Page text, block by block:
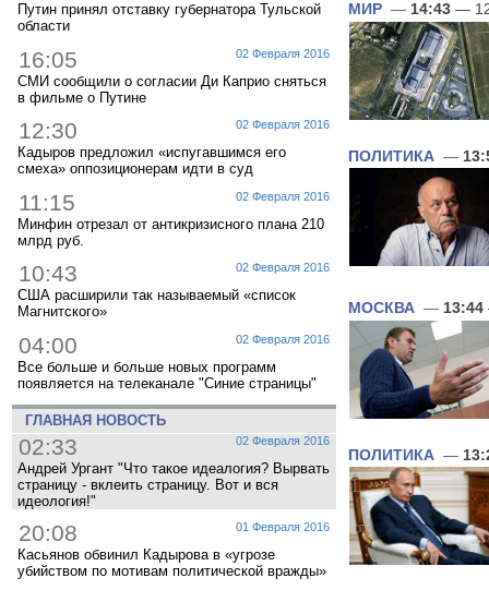
Путин принял отставку губернатора Тульской
области
02 Февраля 2016
16:05
СМИ сообщили о согласии Ди Каприо сняться
в фильме о Путине
02 Февраля 2016
12:30
Кадыров предложил «испугавшимся его
смеха» оппозиционерам идти в суд
02 Февраля 2016
11:15
Минфин отрезал от антикризисного плана 210
млрд руб.
02 Февраля 2016
10:43
США расширили так называемый «список
Магнитского»
02 Февраля 2016
04:00
Все больше и больше новых программ
появляется на телеканале "Синие страницы"
ГЛАВНАЯ НОВОСТЬ
02 Февраля 2016
02:33
Андрей Ургант "Что такое идеалогия? Вырвать
страницу - вклеить страницу. Вот и вся
идеология!"
01 Февраля 2016
20:08
Касьянов обвинил Кадырова в «угрозе
убийством по мотивам политической вражды»
МИР — 14:43 —
ПОЛИТИКА —
МОСКВА — 13:44
ПОЛИТИКА —